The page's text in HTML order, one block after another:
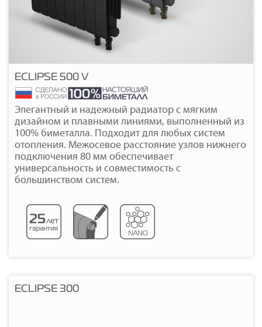
Подробнее
ECLIPSE 500 V
Элегантный и надежный радиатор с мягким
дизайном и плавными линиями, выполненный из
100% биметалла. Подходит для любых систем
отопления. Межосевое расстояние узлов нижнего
подключения 80 мм обеспечивает
универсальность и совместимость с
большинством систем.
ECLIPSE 300